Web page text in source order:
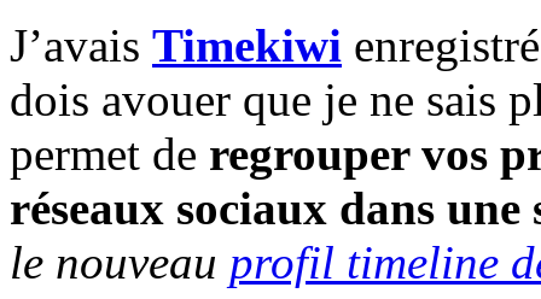
J’avais Timekiwi
dois avouer que je ne sais
permet de regrouper vos
réseaux sociaux dans une
le nouveau profil timeline